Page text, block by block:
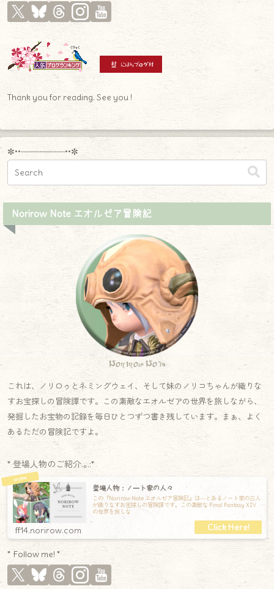
Thank you for reading. See you !
✼••┈┈┈┈┈┈┈┈┈••✼
Norirow Note エオルゼア冒険記
Norirow Note
これは、ノリロゥとネミングウェイ、そして妹のノリコちゃんが織りな
すお宝探しの冒険譚です。この素敵なエオルゼアの世界を旅しながら、
発掘したお宝物の記録を毎日ひとつずつ書き残しています。まぁ、よく
あるただの冒険記ですよ。
* 登場人物のご紹介.｡.:*
登場人物：ノート家の人々
この『Norirow Note エオルゼア冒険記』は―とあるノート家の三人
が織りなすお宝探しの冒険譚です。この素敵な Final Fantasy XIV
の世界を旅しな
ff14.norirow.com
* Follow me! *